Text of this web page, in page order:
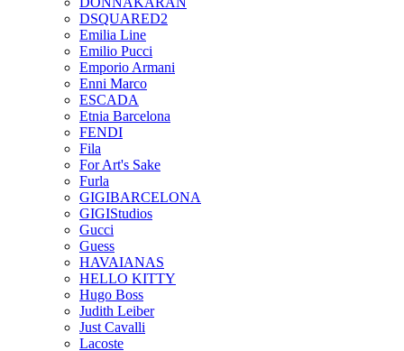
DSQUARED2
Emilia Line
Emilio Pucci
Emporio Armani
Enni Marco
ESCADA
Etnia Barcelona
FENDI
Fila
For Art's Sake
Furla
GIGIBARCELONA
GIGIStudios
Gucci
Guess
HAVAIANAS
HELLO KITTY
Hugo Boss
Judith Leiber
Just Cavalli
Lacoste